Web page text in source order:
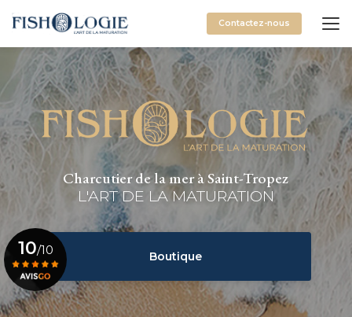
au
principal
Contactez-nous
Charcutier de la mer à Saint-Tropez
L'ART DE LA MATURATION
Boutique
10/10
Voir le certificat